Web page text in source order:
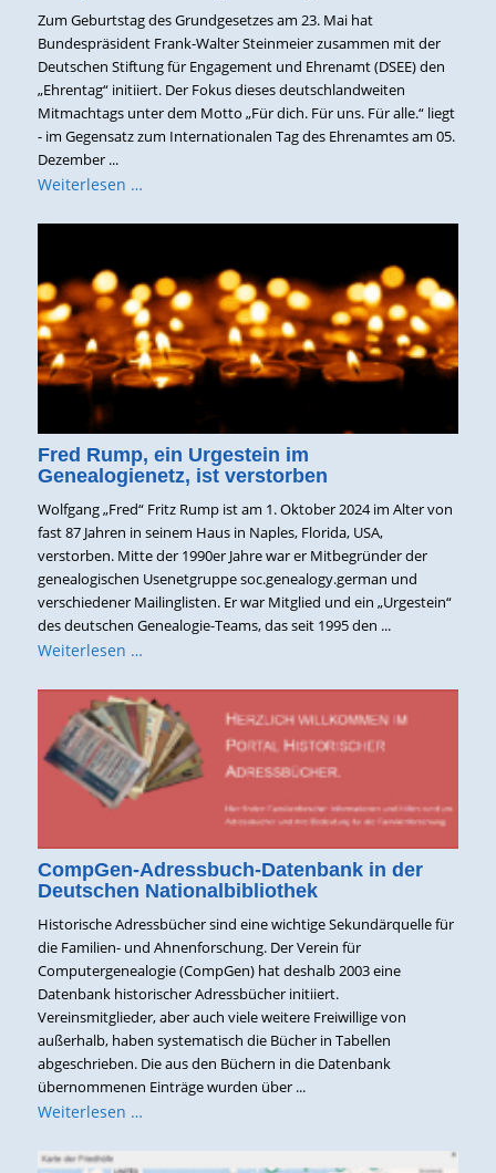
Zum Geburtstag des Grundgesetzes am 23. Mai hat
Bundespräsident Frank-Walter Steinmeier zusammen mit der
Deutschen Stiftung für Engagement und Ehrenamt (DSEE) den
„Ehrentag“ initiiert. Der Fokus dieses deutschlandweiten
Mitmachtags unter dem Motto „Für dich. Für uns. Für alle.“ liegt
- im Gegensatz zum Internationalen Tag des Ehrenamtes am 05.
Dezember ...
Weiterlesen …
Fred Rump, ein Urgestein im
Genealogienetz, ist verstorben
Wolfgang „Fred“ Fritz Rump ist am 1. Oktober 2024 im Alter von
fast 87 Jahren in seinem Haus in Naples, Florida, USA,
verstorben. Mitte der 1990er Jahre war er Mitbegründer der
genealogischen Usenetgruppe soc.genealogy.german und
verschiedener Mailinglisten. Er war Mitglied und ein „Urgestein“
des deutschen Genealogie-Teams, das seit 1995 den ...
Weiterlesen …
CompGen-Adressbuch-Datenbank in der
Deutschen Nationalbibliothek
Historische Adressbücher sind eine wichtige Sekundärquelle für
die Familien- und Ahnenforschung. Der Verein für
Computergenealogie (CompGen) hat deshalb 2003 eine
Datenbank historischer Adressbücher initiiert.
Vereinsmitglieder, aber auch viele weitere Freiwillige von
außerhalb, haben systematisch die Bücher in Tabellen
abgeschrieben. Die aus den Büchern in die Datenbank
übernommenen Einträge wurden über ...
Weiterlesen …